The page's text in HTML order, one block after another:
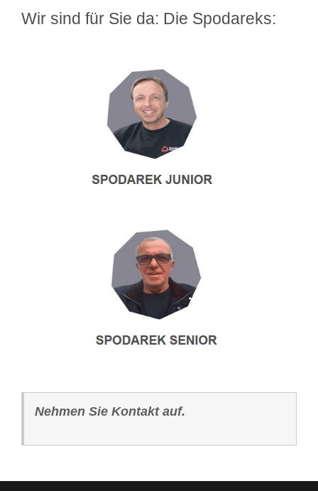
Wir sind für Sie da: Die Spodareks:
Nehmen Sie Kontakt auf.